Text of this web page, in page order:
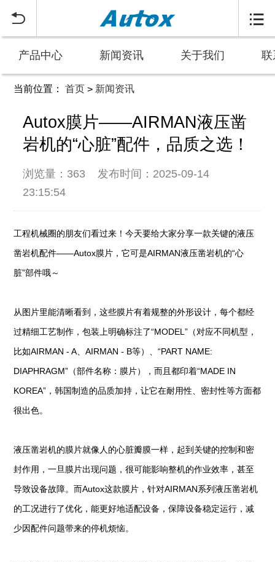
 
产品中心 新闻资讯 关于我们 联
当前位置：首页 > 新闻资讯
Autox膜片——AIRMAN液压凿
岩机的“心脏”配件，品质之选！
浏览量：363
发布时间：2025-09-14
23:15:54
工程机械圈的朋友们看过来！今天要给大家分享一款关键的液压
凿岩机配件——Autox膜片，它可是AIRMAN液压凿岩机的“心
脏”部件哦～
从图片里能清晰看到，这些膜片有着规整的外形设计，每个都经
过精细工艺制作，包装上明确标注了“MODEL”（对应不同机型，
比如AIRMAN - A、AIRMAN - B等）、“PART NAME:
DIAPHRAGM”（部件名称：膜片），而且都印着“MADE IN
KOREA”，韩国制造的品质加持，让它在耐用性、密封性等方面都
很出色。
液压凿岩机的膜片就像人的心脏瓣膜一样，起到关键的控制和密
封作用，一旦膜片出现问题，很可能影响整机的作业效率，甚至
导致设备故障。而Autox这款膜片，针对AIRMAN系列液压凿岩机
的工况进行了优化，能更好地适配设备，保障设备稳定运行，减
少因配件问题带来的停机烦恼。